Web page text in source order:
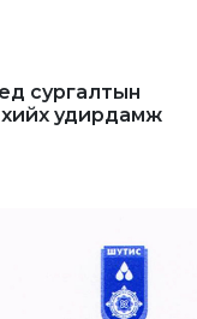
сургалтын
удирдамж